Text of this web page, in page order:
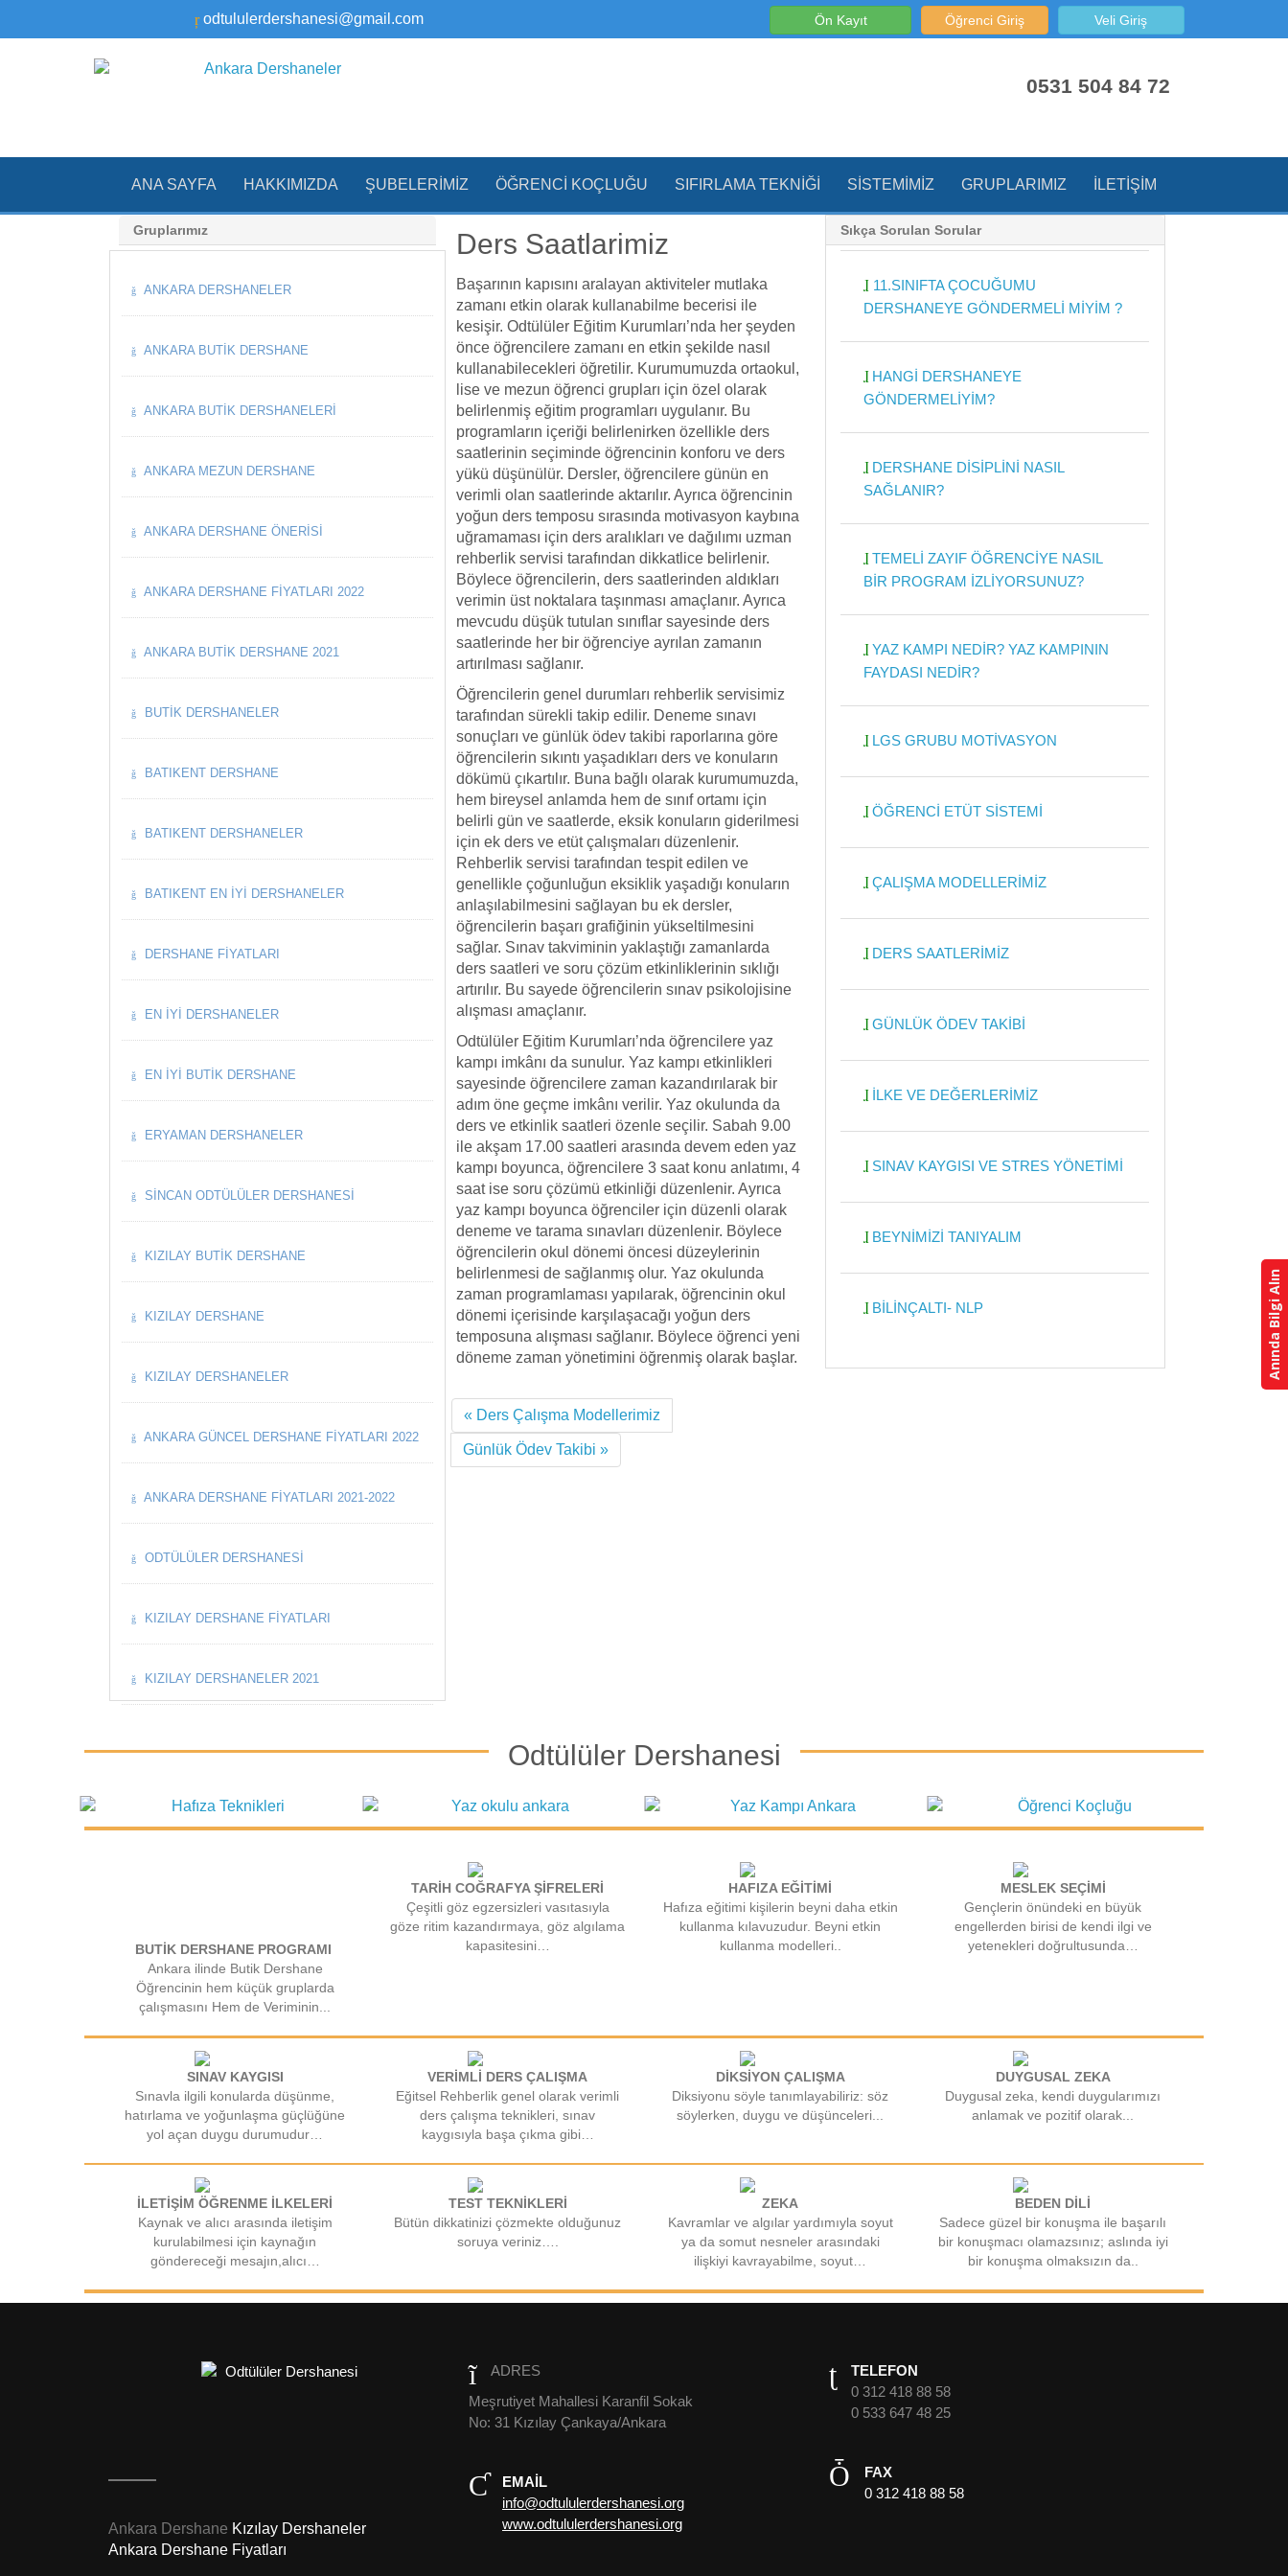
odtululerdershanesi@gmail.com Ön Kayıt Öğrenci Giriş Veli Giriş
0531 504 84 72
ANA SAYFA HAKKIMIZDA ŞUBELERIMIZ ÖĞRENCI KOÇLUĞU SIFIRLAMA TEKNIĞI SISTEMIMIZ GRUPLARIMIZ İLETIŞIM
Gruplarımız
ANKARA DERSHANELER
ANKARA BUTIK DERSHANE
ANKARA BUTIK DERSHANELERI
ANKARA MEZUN DERSHANE
ANKARA DERSHANE ÖNERISI
ANKARA DERSHANE FIYATLARI 2022
ANKARA BUTIK DERSHANE 2021
BUTIK DERSHANELER
BATIKENT DERSHANE
BATIKENT DERSHANELER
BATIKENT EN İYI DERSHANELER
DERSHANE FIYATLARI
EN İYI DERSHANELER
EN İYI BUTIK DERSHANE
ERYAMAN DERSHANELER
SINCAN ODTÜLÜLER DERSHANESI
KIZILAY BUTIK DERSHANE
KIZILAY DERSHANE
KIZILAY DERSHANELER
ANKARA GÜNCEL DERSHANE FIYATLARI 2022
ANKARA DERSHANE FIYATLARI 2021-2022
ODTÜLÜLER DERSHANESI
KIZILAY DERSHANE FIYATLARI
KIZILAY DERSHANELER 2021
Ders Saatlarimiz
Başarının kapısını aralayan aktiviteler mutlaka
zamanı etkin olarak kullanabilme becerisi ile
kesişir. Odtülüler Eğitim Kurumları’nda her şeyden
önce öğrencilere zamanı en etkin şekilde nasıl
kullanabilecekleri öğretilir. Kurumumuzda ortaokul,
lise ve mezun öğrenci grupları için özel olarak
belirlenmiş eğitim programları uygulanır. Bu
programların içeriği belirlenirken özellikle ders
saatlerinin seçiminde öğrencinin konforu ve ders
yükü düşünülür. Dersler, öğrencilere günün en
verimli olan saatlerinde aktarılır. Ayrıca öğrencinin
yoğun ders temposu sırasında motivasyon kaybına
uğramaması için ders aralıkları ve dağılımı uzman
rehberlik servisi tarafından dikkatlice belirlenir.
Böylece öğrencilerin, ders saatlerinden aldıkları
verimin üst noktalara taşınması amaçlanır. Ayrıca
mevcudu düşük tutulan sınıflar sayesinde ders
saatlerinde her bir öğrenciye ayrılan zamanın
artırılması sağlanır.
Öğrencilerin genel durumları rehberlik servisimiz
tarafından sürekli takip edilir. Deneme sınavı
sonuçları ve günlük ödev takibi raporlarına göre
öğrencilerin sıkıntı yaşadıkları ders ve konuların
dökümü çıkartılır. Buna bağlı olarak kurumumuzda,
hem bireysel anlamda hem de sınıf ortamı için
belirli gün ve saatlerde, eksik konuların giderilmesi
için ek ders ve etüt çalışmaları düzenlenir.
Rehberlik servisi tarafından tespit edilen ve
genellikle çoğunluğun eksiklik yaşadığı konuların
anlaşılabilmesini sağlayan bu ek dersler,
öğrencilerin başarı grafiğinin yükseltilmesini
sağlar. Sınav takviminin yaklaştığı zamanlarda
ders saatleri ve soru çözüm etkinliklerinin sıklığı
artırılır. Bu sayede öğrencilerin sınav psikolojisine
alışması amaçlanır.
Odtülüler Eğitim Kurumları’nda öğrencilere yaz
kampı imkânı da sunulur. Yaz kampı etkinlikleri
sayesinde öğrencilere zaman kazandırılarak bir
adım öne geçme imkânı verilir. Yaz okulunda da
ders ve etkinlik saatleri özenle seçilir. Sabah 9.00
ile akşam 17.00 saatleri arasında devem eden yaz
kampı boyunca, öğrencilere 3 saat konu anlatımı, 4
saat ise soru çözümü etkinliği düzenlenir. Ayrıca
yaz kampı boyunca öğrenciler için düzenli olarak
deneme ve tarama sınavları düzenlenir. Böylece
öğrencilerin okul dönemi öncesi düzeylerinin
belirlenmesi de sağlanmış olur. Yaz okulunda
zaman programlaması yapılarak, öğrencinin okul
dönemi içerisinde karşılaşacağı yoğun ders
temposuna alışması sağlanır. Böylece öğrenci yeni
döneme zaman yönetimini öğrenmiş olarak başlar.
« Ders Çalışma Modellerimiz
Günlük Ödev Takibi »
Sıkça Sorulan Sorular
11.SINIFTA ÇOCUĞUMU
DERSHANEYE GÖNDERMELİ MİYİM ?
HANGİ DERSHANEYE
GÖNDERMELİYİM?
DERSHANE DİSİPLİNİ NASIL
SAĞLANIR?
TEMELİ ZAYIF ÖĞRENCİYE NASIL
BİR PROGRAM İZLİYORSUNUZ?
YAZ KAMPI NEDİR? YAZ KAMPININ
FAYDASI NEDİR?
LGS GRUBU MOTİVASYON
ÖĞRENCİ ETÜT SİSTEMİ
ÇALIŞMA MODELLERİMİZ
DERS SAATLERİMİZ
GÜNLÜK ÖDEV TAKİBİ
İLKE VE DEĞERLERİMİZ
SINAV KAYGISI VE STRES YÖNETİMİ
BEYNİMİZİ TANIYALIM
BİLİNÇALTI- NLP
Odtülüler Dershanesi
BUTİK DERSHANE PROGRAMI
Ankara ilinde Butik Dershane
Öğrencinin hem küçük gruplarda
çalışmasını Hem de Veriminin...
TARİH COĞRAFYA ŞİFRELERİ
Çeşitli göz egzersizleri vasıtasıyla
göze ritim kazandırmaya, göz algılama
kapasitesini…
HAFIZA EĞİTİMİ
Hafıza eğitimi kişilerin beyni daha etkin
kullanma kılavuzudur. Beyni etkin
kullanma modelleri..
MESLEK SEÇİMİ
Gençlerin önündeki en büyük
engellerden birisi de kendi ilgi ve
yetenekleri doğrultusunda…
SINAV KAYGISI
Sınavla ilgili konularda düşünme,
hatırlama ve yoğunlaşma güçlüğüne
yol açan duygu durumudur…
VERİMLİ DERS ÇALIŞMA
Eğitsel Rehberlik genel olarak verimli
ders çalışma teknikleri, sınav
kaygısıyla başa çıkma gibi…
DİKSİYON ÇALIŞMA
Diksiyonu söyle tanımlayabiliriz: söz
söylerken, duygu ve düşünceleri...
DUYGUSAL ZEKA
Duygusal zeka, kendi duygularımızı
anlamak ve pozitif olarak...
İLETİŞİM ÖĞRENME İLKELERİ
Kaynak ve alıcı arasında iletişim
kurulabilmesi için kaynağın
göndereceği mesajın,alıcı…
TEST TEKNİKLERİ
Bütün dikkatinizi çözmekte olduğunuz
soruya veriniz….
ZEKA
Kavramlar ve algılar yardımıyla soyut
ya da somut nesneler arasındaki
ilişkiyi kavrayabilme, soyut…
BEDEN DİLİ
Sadece güzel bir konuşma ile başarılı
bir konuşmacı olamazsınız; aslında iyi
bir konuşma olmaksızın da..
Ankara Dershane Kızılay Dershaneler
Ankara Dershane Fiyatları
ADRES
Meşrutiyet Mahallesi Karanfil Sokak
No: 31 Kızılay Çankaya/Ankara
EMAIL
info@odtululerdershanesi.org
www.odtululerdershanesi.org
TELEFON
0 312 418 88 58
0 533 647 48 25
FAX
0 312 418 88 58
Anında Bilgi Alın